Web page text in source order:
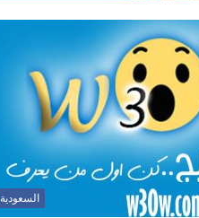
السعودية